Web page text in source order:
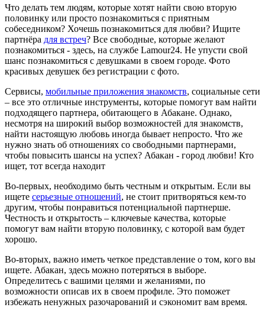
Что делать тем людям, которые хотят найти свою вторую
половинку или просто познакомиться с приятным
собеседником? Хочешь познакомиться для любви? Ищите
партнёра для встреч? Все свободные, которые желают
познакомиться - здесь, на службе Lamour24. Не упусти свой
шанс познакомиться с девушками в своем городе. Фото
красивых девушек без регистрации с фото.
Сервисы, мобильные приложения знакомств, социальные сети
– все это отличные инструменты, которые помогут вам найти
подходящего партнера, обитающего в Абакане. Однако,
несмотря на широкий выбор возможностей для знакомств,
найти настоящую любовь иногда бывает непросто. Что же
нужно знать об отношениях со свободными партнерами,
чтобы повысить шансы на успех? Абакан - город любви! Кто
ищет, тот всегда находит
Во-первых, необходимо быть честным и открытым. Если вы
ищете серьезные отношений, не стоит притворяться кем-то
другим, чтобы понравиться потенциальной партнерше.
Честность и открытость – ключевые качества, которые
помогут вам найти вторую половинку, с которой вам будет
хорошо.
Во-вторых, важно иметь четкое представление о том, кого вы
ищете. Абакан, здесь можно потеряться в выборе.
Определитесь с вашими целями и желаниями, по
возможности описав их в своем профиле. Это поможет
избежать ненужных разочарований и сэкономит вам время.